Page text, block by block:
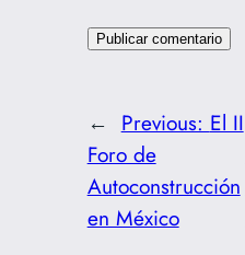
← Previous: El II
Foro de
Autoconstrucción
en México